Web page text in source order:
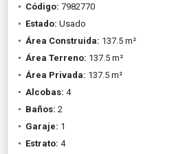
Código: 7982770
Estado: Usado
Área Construida: 137.5 m²
Área Terreno: 137.5 m²
Área Privada: 137.5 m²
Alcobas: 4
Baños: 2
Garaje: 1
Estrato: 4